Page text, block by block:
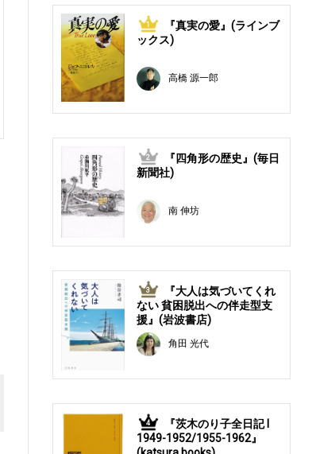
1
『真実の愛』(ラインブ
ックス)
高橋 源一郎
2
『四角形の歴史』(毎日
新聞社)
南 伸坊
3
『大人は気づいてくれ
ない 貧困脱出への伴走型支
援』(岩波書店)
角田 光代
4
『茨木のり子全日記 Ⅰ
1949-1952/1955-1962』